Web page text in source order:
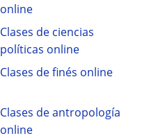
online
Clases de ciencias
políticas online
Clases de finés online
Clases de antropología
online